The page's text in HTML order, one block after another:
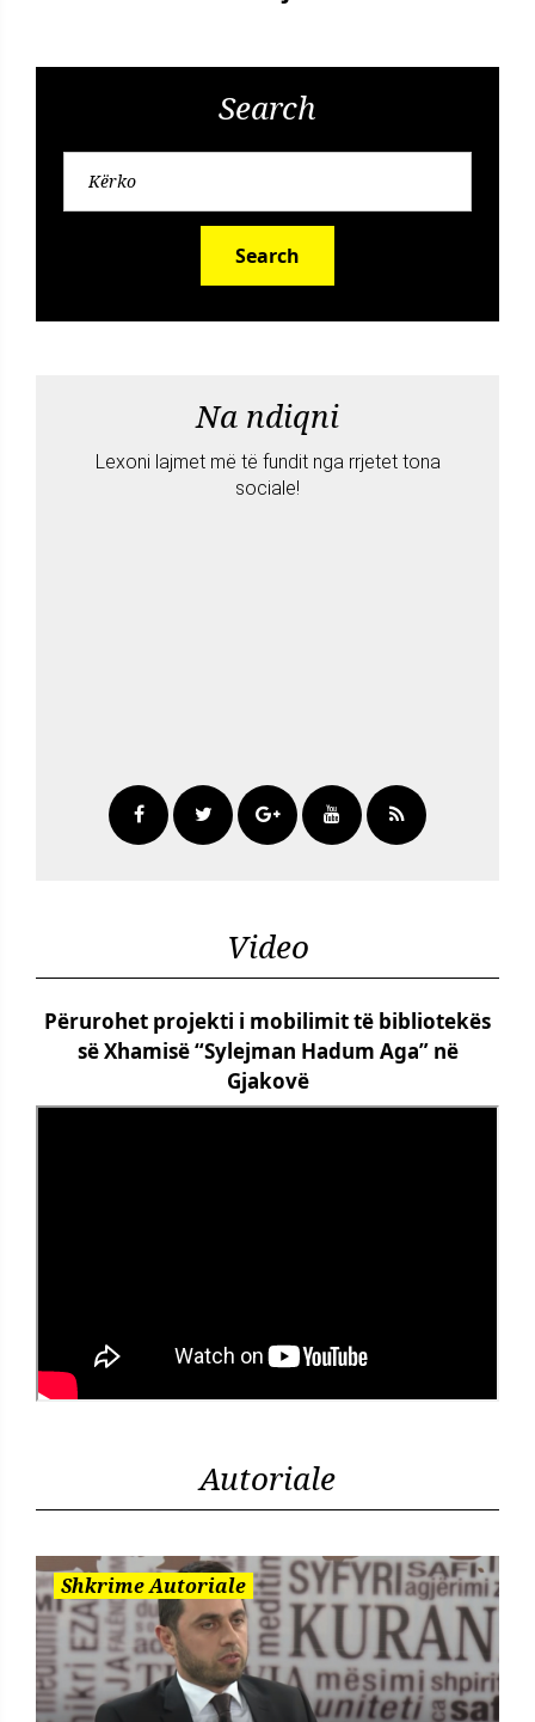
Search
Search
Na ndiqni
Lexoni lajmet më të fundit nga rrjetet tona
sociale!
Video
Përurohet projekti i mobilimit të bibliotekës
së Xhamisë “Sylejman Hadum Aga” në
Gjakovë
Autoriale
Shkrime Autoriale